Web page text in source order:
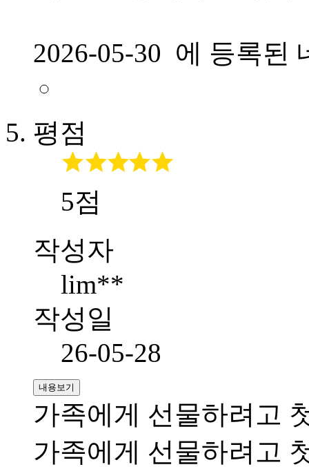
2026-05-30 에 등록된
평점
5점
작성자
lim**
작성일
26-05-28
내용보기
가족에게 선물하려고
가족에게 선물하려고